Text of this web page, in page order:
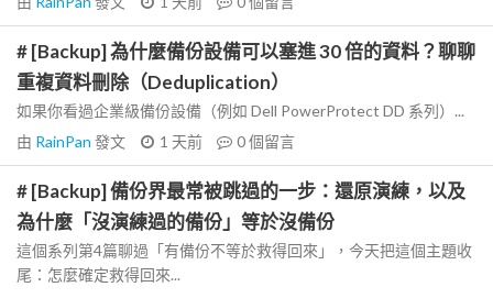
# [Backup] 為什麼備份設備可以塞進 30 倍的資料？聊聊
重複資料刪除（Deduplication）
如果你看過企業級備份設備（例如 Dell PowerProtect DD 系列）...
由 RainPan 發文 1 天前 0個留言
# [Backup] 備份界最常被跳過的一步：還原演練，以及
為什麼「沒演練過的備份」等於沒備份
這個系列第4篇聊過「有備份不等於救得回來」，今天把這個主題收
尾：怎麼確定救得回來...